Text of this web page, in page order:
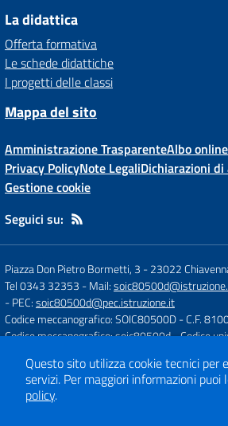
La didattica
Offerta formativa
Le schede didattiche
I progetti delle classi
Mappa del sito
Amministrazione TrasparenteAlbo online
Privacy PolicyNote LegaliDichiarazioni
Gestione cookie
Seguici su:
Piazza Don Pietro Bormetti, 3 -23022
Tel 0343 32353 - Mail:
- PEC:soic80500d@pec.istruzione.it
Codice meccanografico: SOIC80500D- C.F.
Codice meccanografico: soic80500d- Codice
Concept &
Questo sito utilizza cookie tecnici per
servizi. Per maggiori informazioni puoi
policy.